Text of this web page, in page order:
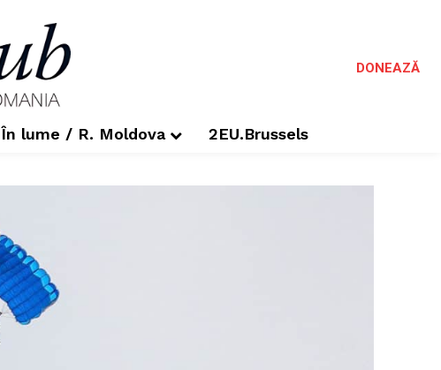
DONEAZĂ
În lume / R. Moldova 2EU.Brussels